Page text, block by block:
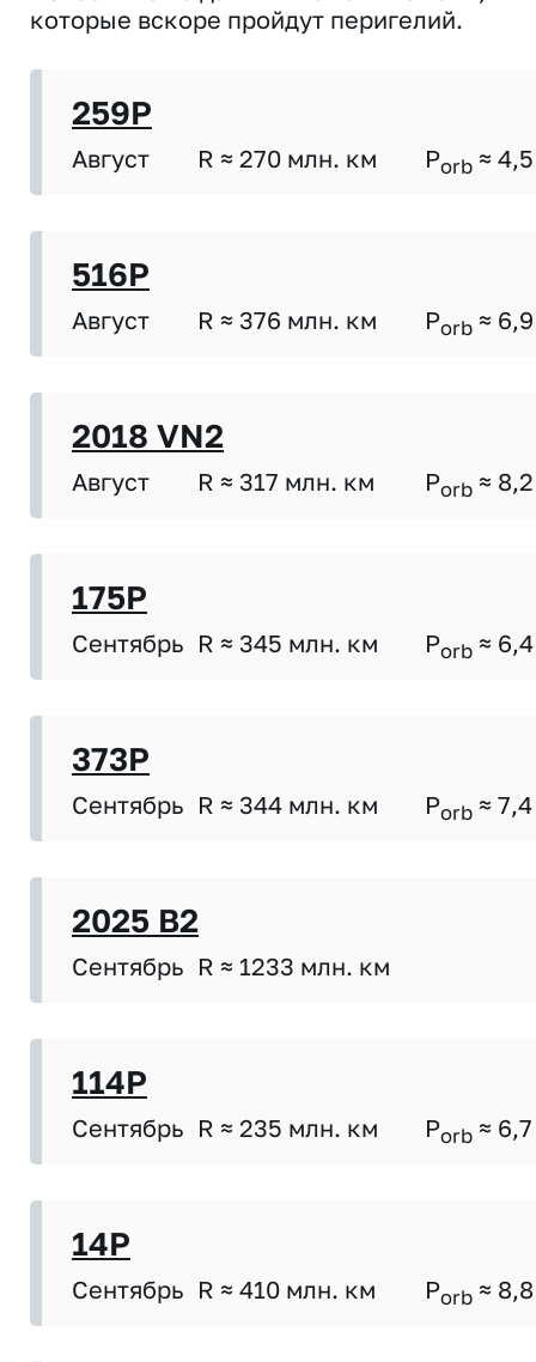
которые вскоре пройдут перигелий.
259P
Август R ≈ 270 млн. км Porb ≈ 4,5
516P
Август R ≈ 376 млн. км Porb ≈ 6,9
2018 VN2
Август R ≈ 317 млн. км Porb ≈ 8,2
175P
Сентябрь R ≈ 345 млн. км Porb ≈ 6,4
373P
Сентябрь R ≈ 344 млн. км Porb ≈ 7,4
2025 B2
Сентябрь R ≈ 1233 млн. км
114P
Сентябрь R ≈ 235 млн. км Porb ≈ 6,7
14P
Сентябрь R ≈ 410 млн. км Porb ≈ 8,8